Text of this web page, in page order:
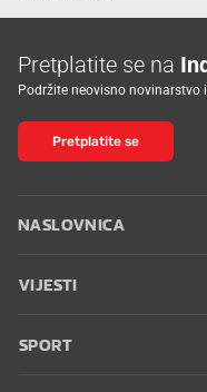
Pretplatite se na
Podržite neovisno novinarstvo
Pretplatite se
NASLOVNICA
VIJESTI
SPORT